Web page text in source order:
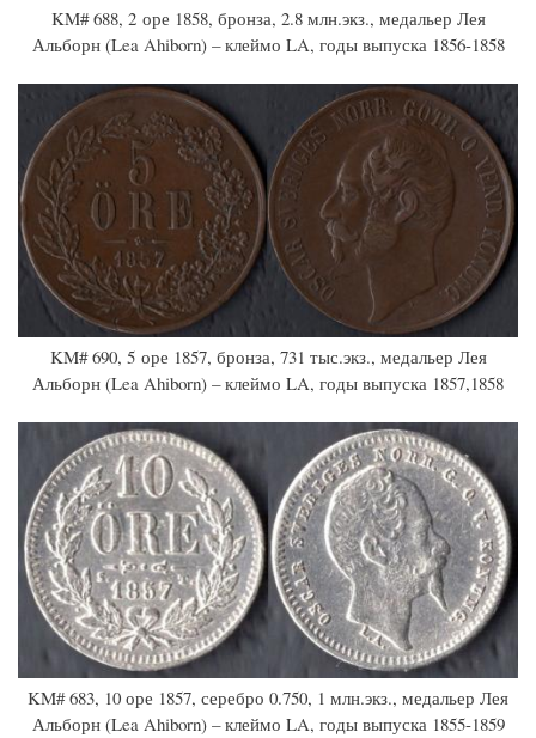
KM# 688, 2 оре 1858, бронза, 2.8 млн.экз., медальер Лея
Альборн (Lea Ahiborn) – клеймо LA, годы выпуска 1856-1858
KM# 690, 5 оре 1857, бронза, 731 тыс.экз., медальер Лея
Альборн (Lea Ahiborn) – клеймо LA, годы выпуска 1857,1858
KM# 683, 10 оре 1857, серебро 0.750, 1 млн.экз., медальер Лея
Альборн (Lea Ahiborn) – клеймо LA, годы выпуска 1855-1859